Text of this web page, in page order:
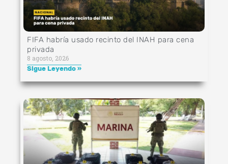
FIFA habría usado recinto del INAH para cena
privada
8 agosto, 2026
Sigue Leyendo »